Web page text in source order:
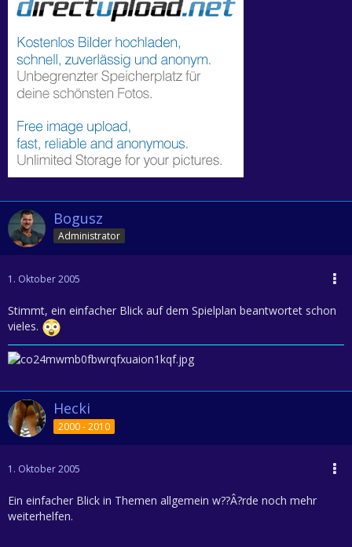
Bogusz
Administrator
1. Oktober 2005
Stimmt, ein einfacher Blick auf dem Spielplan beantwortet schon
vieles.
Hecki
2000 - 2010
1. Oktober 2005
Ein einfacher Blick in Themen allgemein w??Â?rde noch mehr
weiterhelfen.